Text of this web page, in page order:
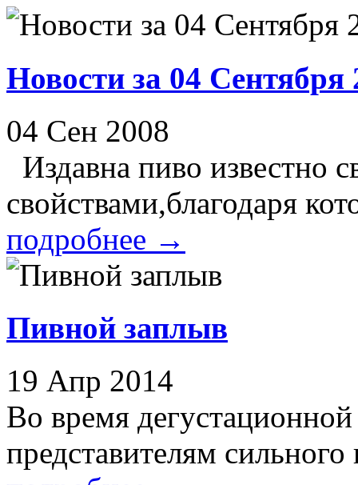
Новости за 04 Сентября
04 Сен 2008
Издавна пиво известно
свойствами,благодаря
подробнее →
Пивной заплыв
19 Апр 2014
Во время
представителям сильного